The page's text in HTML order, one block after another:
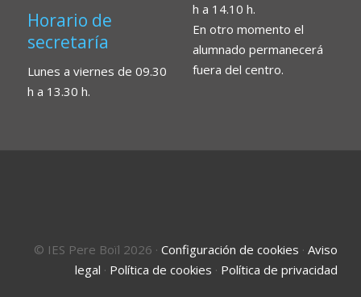
Horario de
secretaría
Lunes a viernes de 09.30
h a 13.30 h.
h a 14.10 h.
En otro momento el
alumnado permanecerá
fuera del centro.
© IES Pere Boïl 2026 · Configuración de cookies · Aviso
legal · Política de cookies · Política de privacidad